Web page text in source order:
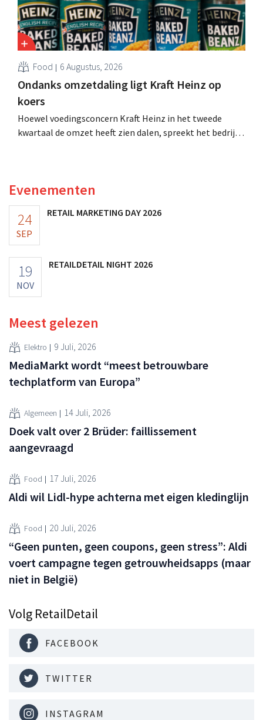
Food 6 Augustus, 2026
Ondanks omzetdaling ligt Kraft Heinz op
koers
Hoewel voedingsconcern Kraft Heinz in het tweede
kwartaal de omzet heeft zien dalen, spreekt het bedrijf
Evenementen
24
SEP
RETAIL MARKETING DAY 2026
19
NOV
RETAILDETAIL NIGHT 2026
Meest gelezen
Elektro 9 Juli, 2026
MediaMarkt wordt “meest betrouwbare
techplatform van Europa”
Algemeen 14 Juli, 2026
Doek valt over 2 Brüder: faillissement
aangevraagd
Food 17 Juli, 2026
Aldi wil Lidl-hype achterna met eigen kledinglijn
Food 20 Juli, 2026
“Geen punten, geen coupons, geen stress”: Aldi
voert campagne tegen getrouwheidsapps (maar
niet in België)
Volg RetailDetail
FACEBOOK
TWITTER
INSTAGRAM